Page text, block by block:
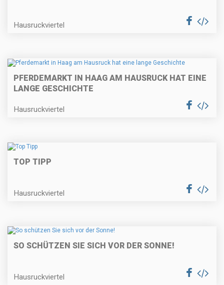
Hausruckviertel
PFERDEMARKT IN HAAG AM HAUSRUCK HAT EINE
LANGE GESCHICHTE
Hausruckviertel
TOP TIPP
Hausruckviertel
SO SCHÜTZEN SIE SICH VOR DER SONNE!
Hausruckviertel